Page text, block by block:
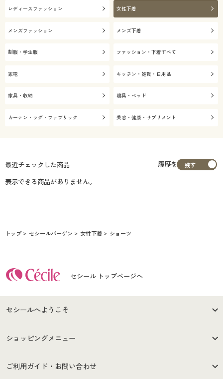
レディースファッション 女性下着
メンズファッション メンズ下着
制服・学生服 ファッション・下着すべて
家電 キッチン・雑貨・日用品
家具・収納 寝具・ベッド
カーテン・ラグ・ファブリック 美容・健康・サプリメント
最近チェックした商品
履歴を
表示できる商品がありません。
トップ セシールバーゲン 女性下着 ショーツ
セシール トップページへ
セシールへようこそ
はじめての方へ
セシールご利用規約
ショッピングメニュー
商品カテゴリ
ご利用ガイド・お問い合わせ